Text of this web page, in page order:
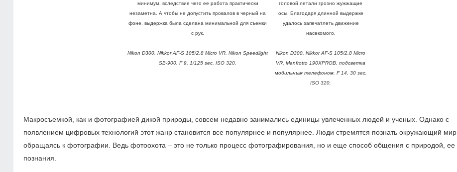
минимум, вследствие чего ее работа практически
незаметна. А чтобы не допустить провалов в черный на
фоне, выдержка была сделана минимальной для съемки
с рук.
Nikon D300, Nikkor AF-S 105/2,8 Micro VR, Nikon Speedlight
SB-900. F 9, 1/125 sec, ISO 320.
головой летали грозно жужжащие
осы. Благодаря длинной выдержке
удалось запечатлеть движение
насекомого.
Nikon D300, Nikkor AF-S 105/2,8 Micro
VR, Manfrotto 190XPROB, подсветка
мобильным телефоном. F 14, 30 sec,
ISO 320.
Макросъемкой, как и фотографией дикой природы, совсем недавно занимались единицы увлеченных людей и ученых. Однако с
появлением цифровых технологий этот жанр становится все популярнее и популярнее. Люди стремятся познать окружающий мир,
обращаясь к фотографии. Ведь фотоохота – это не только процесс фотографирования, но и еще способ общения с природой, ее
познания.